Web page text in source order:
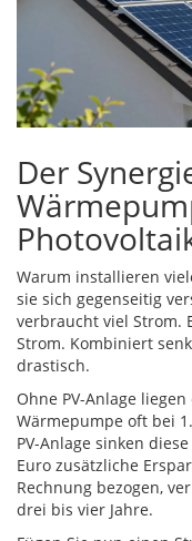
Der
Warum installieren
sie sich gegenseitig
verbraucht viel Strom.
Strom. Kombiniert
drastisch.
Ohne PV-Anlage
Wärmepumpe oft bei
PV-Anlage sinken
Euro zusätzliche
Rechnung bezogen,
drei bis vier Jahre.